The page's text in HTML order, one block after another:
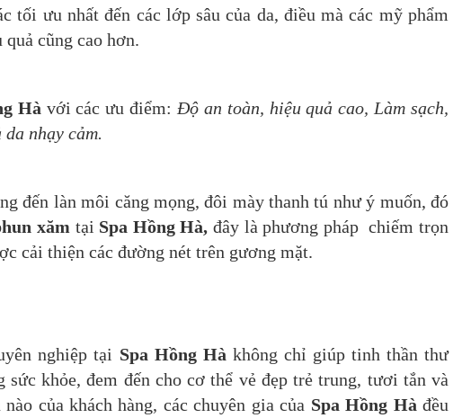
tối ưu nhất đến các lớp sâu của da, điều mà các mỹ phẩm
cũng cao hơn.
Hà với các ưu điểm:Độ an toàn, hiệu quả cao, Làm sạch,
nhạy cảm.
đến làn môi căng mọng, đôi mày thanh tú như ý muốn, đó
xăm tại Spa Hồng Hà,đây là phương pháp chiếm trọn
cải thiện các đường nét trên gương mặt.
nghiệp tại Spa Hồng Hà không chỉ giúp tinh thần thư
khỏe, đem đến cho cơ thể vẻ đẹp trẻ trung, tươi tắn và
của khách hàng, các chuyên gia của Spa Hồng Hà đều